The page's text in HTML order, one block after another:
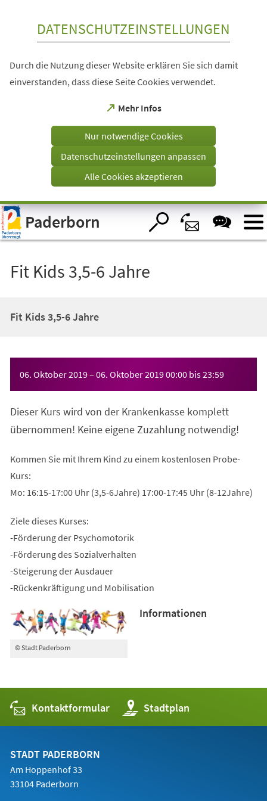
Visuelle
Assistenzsoftware
öffnen.
DATENSCHUTZEINSTELLUNGEN
Durch die Nutzung dieser Website erklären Sie sich damit
einverstanden, dass diese Seite Cookies verwendet.
Mehr Infos
(Öffnet
einem
Tab)
Nur notwendige Cookies
Datenschutzeinstellungen anpassen
Alle Cookies akzeptieren
Paderborn
Fit Kids 3,5-6 Jahre
Fit Kids 3,5-6 Jahre
06. Oktober 2019– 06. Oktober 201900:00 bis23:59
Dieser Kurs wird von der Krankenkasse komplett
übernommen! Keine eigene Zuzahlung notwendig!
Kommen Sie mit Ihrem Kind zu einem kostenlosen Probe-
Kurs:
Mo: 16:15-17:00 Uhr (3,5-6Jahre) 17:00-17:45 Uhr (8-12Jahre)
Ziele dieses Kurses:
-Förderung der Psychomotorik
-Förderung des Sozialverhalten
-Steigerung der Ausdauer
-Rückenkräftigung und Mobilisation
© Stadt Paderborn
Informationen
Kontaktformular Stadtplan
(Öffnet
in
einem
STADT PADERBORN
Am Hoppenhof 33
33104 Paderborn